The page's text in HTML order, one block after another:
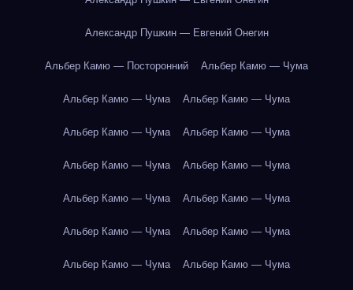
Александр Пушкин — Евгений Онегин
Альбер Камю — Посторонний Альбер Камю — Чума
Альбер Камю — Чума Альбер Камю — Чума
Альбер Камю — Чума Альбер Камю — Чума
Альбер Камю — Чума Альбер Камю — Чума
Альбер Камю — Чума Альбер Камю — Чума
Альбер Камю — Чума Альбер Камю — Чума
Альбер Камю — Чума Альбер Камю — Чума